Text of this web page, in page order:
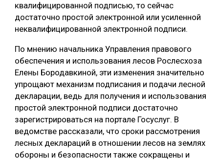
КОМПЛЕКСНАЯ ПЕРЕРАБОТКА
ЛЕСОПИЛЕНИЕ
БЕЗОПАСНОЕ ПРОИЗВОДСТВО
СОРТИРОВКА ДРЕВЕСИНЫ
МЕБЕЛЬНОЕ ПРОИЗВОДСТВО
квалифицированной подписью, то сейчас
достаточно простой электронной или усиленной
неквалифицированной электронной подписи.
По мнению начальника Управления правового
обеспечения и использования лесов Рослесхоза
Елены Бородавкиной, эти изменения значительно
упрощают механизм подписания и подачи лесной
декларации, ведь для получения и использования
простой электронной подписи достаточно
зарегистрироваться на портале Госуслуг. В
ведомстве рассказали, что сроки рассмотрения
лесных деклараций в отношении лесов на землях
обороны и безопасности также сокращены и